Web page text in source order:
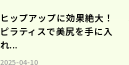
ヒップアップに効果絶大！
ピラティスで美尻を手に入
れ...
2025-04-10